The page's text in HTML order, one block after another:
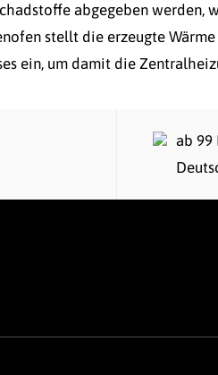
abgegeben werden,
stellt die erzeugte
ein, um damit die
ab 99